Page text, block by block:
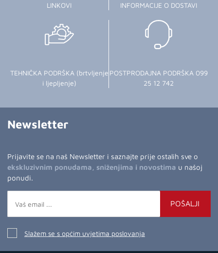
LINKOVI
INFORMACIJE O DOSTAVI
TEHNIČKA PODRŠKA (brtvljenje
i ljepljenje)
POSTPRODAJNA PODRŠKA 099
25 12 742
Newsletter
Prijavite se na naš Newsletter i saznajte prije ostalih sve o
ekskluzivnim ponudama, sniženjima i novostima u našoj
ponudi.
POŠALJI
Slažem se s općim uvjetima poslovanja